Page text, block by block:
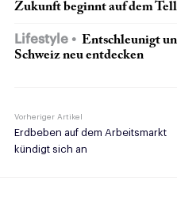
Zukunft beginnt auf dem
Lifestyle
Entschleunigt
Schweiz neu entdecken
Vorheriger Artikel
Erdbeben auf dem Arbeitsmarkt
kündigt sich an